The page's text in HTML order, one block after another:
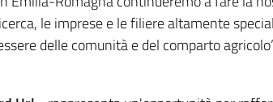
le imprese e le filiere altamente
delle comunità e del comparto